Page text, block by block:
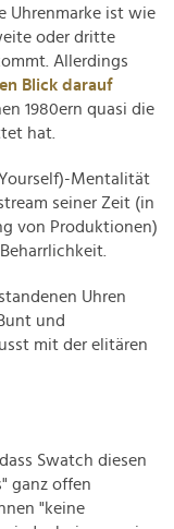
Uhrenmarke ist wie
oder dritte
Allerdings
Blick darauf
1980ern quasi die
hat.
Mentalität
seiner Zeit (in
von Produktionen)
Uhren
und
mit der elitären
Swatch diesen
ganz offen
"keine